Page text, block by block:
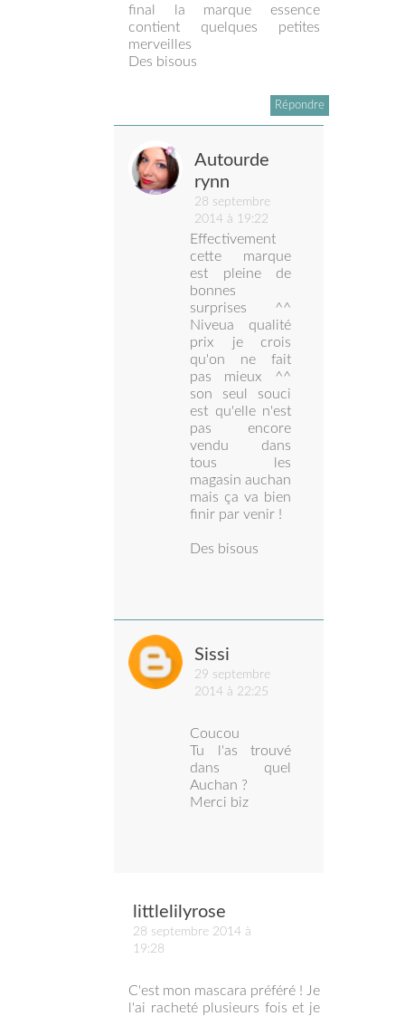
final la marque essence
contient quelques petites
merveilles
Des bisous
Répondre
Autourde
rynn
28 septembre
2014 à 19:22
Effectivement
cette marque
est pleine de
bonnes
surprises ^^
Niveua qualité
prix je crois
qu'on ne fait
pas mieux ^^
son seul souci
est qu'elle n'est
pas encore
vendu dans
tous les
magasin auchan
mais ça va bien
finir par venir !
Des bisous
Sissi
29 septembre
2014 à 22:25
Coucou
Tu l'as trouvé
dans quel
Auchan ?
Merci biz
littlelilyrose
28 septembre 2014 à
19:28
C'est mon mascara préféré ! Je
l'ai racheté plusieurs fois et je